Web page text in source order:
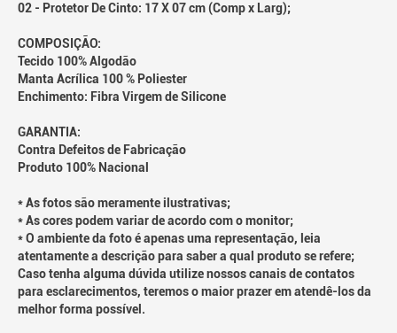
02 - Protetor De Cinto: 17 X 07 cm (Comp x Larg);
COMPOSIÇÃO:
Tecido 100% Algodão
Manta Acrílica 100 % Poliester
Enchimento: Fibra Virgem de Silicone
GARANTIA:
Contra Defeitos de Fabricação
Produto 100% Nacional
* As fotos são meramente ilustrativas;
* As cores podem variar de acordo com o monitor;
* O ambiente da foto é apenas uma representação, leia
atentamente a descrição para saber a qual produto se refere;
Caso tenha alguma dúvida utilize nossos canais de contatos
para esclarecimentos, teremos o maior prazer em atendê-los da
melhor forma possível.